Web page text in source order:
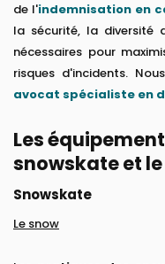
de l'indemnisation en
la sécurité, la diversité
nécessaires pour
risques d'incidents.
avocat spécialiste en
Les
snowskate et
Snowskate
Le snow